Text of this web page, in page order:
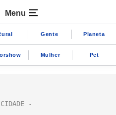
Menu
Gente Planeta
Mulher Pet